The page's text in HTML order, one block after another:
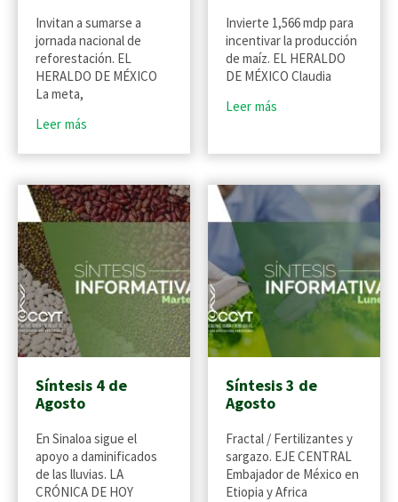
Invitan a sumarse a
jornada nacional de
reforestación. EL
HERALDO DE MÉXICO
La meta,
Leer más
Invierte 1,566 mdp para
incentivar la producción
de maíz. EL HERALDO
DE MÉXICO Claudia
Leer más
Síntesis 4 de
Agosto
En Sinaloa sigue el
apoyo a daminificados
de las lluvias. LA
CRÓNICA DE HOY
Síntesis 3 de
Agosto
Fractal / Fertilizantes y
sargazo. EJE CENTRAL
Embajador de México en
Etiopia y Africa